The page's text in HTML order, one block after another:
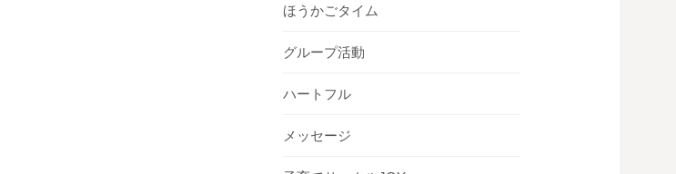
ほうかごタイム
グループ活動
ハートフル
メッセージ